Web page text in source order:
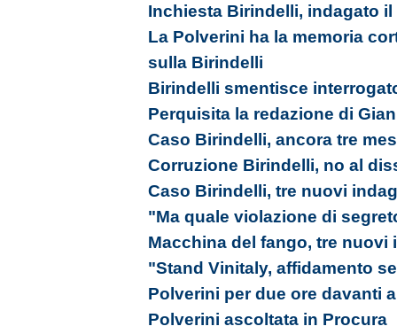
Inchiesta Birindelli, indagato
La Polverini ha la memoria
sulla Birindelli
Birindelli smentisce
Perquisita la redazione di
Caso Birindelli, ancora tre
Corruzione Birindelli, no al
Caso Birindelli, tre nuovi
"Ma quale violazione di
Macchina del fango, tre nuovi
"Stand Vinitaly, affidamento
Polverini per due ore davanti
Polverini ascoltata in Procura